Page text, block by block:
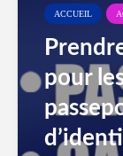
ACCUEIL
pour